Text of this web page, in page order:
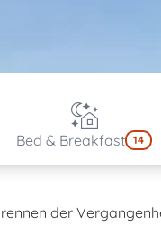
Bed & Breakfast 14
der